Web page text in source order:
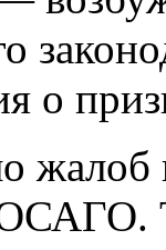
о
жалоб